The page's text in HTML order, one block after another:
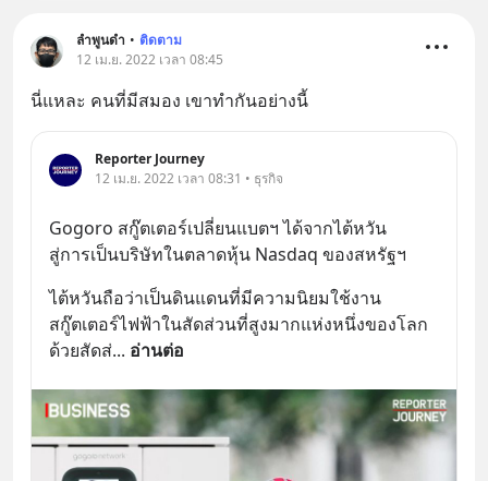
ลำพูนดำ • ติดตาม
12 เม.ย. 2022 เวลา 08:45
นี่แหละ คนที่มีสมอง เขาทำกันอย่างนี้
Reporter Journey
12 เม.ย. 2022 เวลา 08:31 • ธุรกิจ
Gogoro สกู๊ตเตอร์เปลี่ยนแบตฯ ได้จากไต้หวัน
สู่การเป็นบริษัทในตลาดหุ้น Nasdaq ของสหรัฐฯ
ไต้หวันถือว่าเป็นดินแดนที่มีความนิยมใช้งาน
สกู๊ตเตอร์ไฟฟ้าในสัดส่วนที่สูงมากแห่งหนึ่งของโลก
ด้วยสัดส่... อ่านต่อ